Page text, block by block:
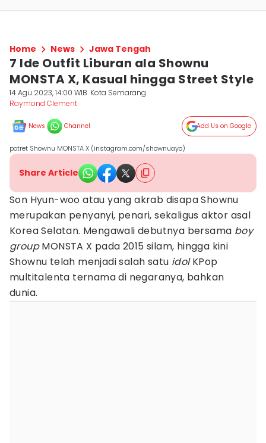
Home News Jawa Tengah
7 Ide Outfit Liburan ala Shownu
MONSTA X, Kasual hingga Street Style
14 Agu 2023, 14:00 WIB Kota Semarang
Raymond Clement
News Channel Add Us on Google
potret Shownu MONSTA X (instagram.com/shownuayo)
Share Article
Son Hyun-woo atau yang akrab disapa Shownu
merupakan penyanyi, penari, sekaligus aktor asal
Korea Selatan. Mengawali debutnya bersama boy
groupMONSTA X pada 2015 silam, hingga kini
Shownu telah menjadi salah satu idolKPop
multitalenta ternama di negaranya, bahkan
dunia.